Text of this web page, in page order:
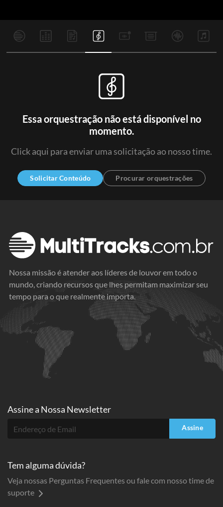
Essa orquestração não está disponível no
momento.
Click aqui para enviar uma solicitação ao nosso time.
Solicitar Conteúdo Procurar orquestrações
Nossa missão é atender aos líderes de louvor em todo o
mundo, criando recursos que lhes permitam maximizar seu
tempo para o que realmente importa.
Assine a Nossa Newsletter
Assine
Tem alguma dúvida?
Veja nossas Perguntas Frequentes ou fale com nosso time de
suporte